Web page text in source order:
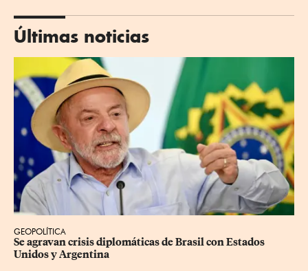
Últimas noticias
GEOPOLÍTICA
Se agravan crisis diplomáticas de Brasil con Estados
Unidos y Argentina